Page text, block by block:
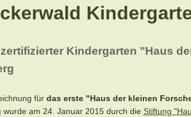
Kindergarten "Haus
für das erste "Haus der kleinen
wurde am 24. Januar 2015 durch die Stiftung